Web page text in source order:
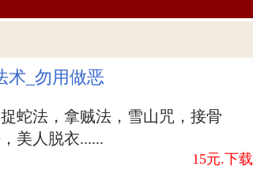
失的恩怨当中，心无挂碍，一眸陈眉公
若，看庭前花开花落，去留无意，望天
在哪些的挫折下，却自始至终超逸潇
黄州之际，苏轼和朋友出行，殊不知来
西窜，狼狈不堪地找地区避雨，苏轼却
术_勿用做恶
蛇法，拿贼法，雪山咒，接骨
美人脱衣......
15元.下载